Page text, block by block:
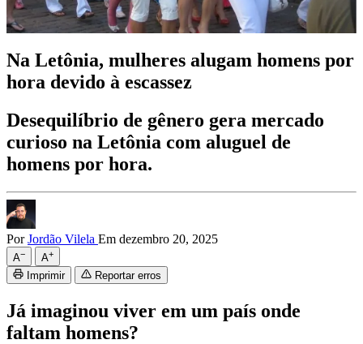
Na Letônia, mulheres alugam homens por
hora devido à escassez
Desequilíbrio de gênero gera mercado
curioso na Letônia com aluguel de
homens por hora.
PorJordão Vilela Em dezembro 20, 2025
A− A+
Imprimir Reportar erros
Já imaginou viver em um país onde
faltam homens?